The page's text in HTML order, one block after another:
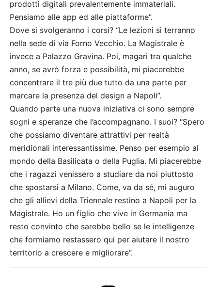
prodotti digitali prevalentemente immateriali.
Pensiamo alle app ed alle piattaforme”.
Dove si svolgeranno i corsi? “Le lezioni si terranno
nella sede di via Forno Vecchio. La Magistrale è
invece a Palazzo Gravina. Poi, magari tra qualche
anno, se avrò forza e possibilità, mi piacerebbe
concentrare il tre più due tutto da una parte per
marcare la presenza del design a Napoli”.
Quando parte una nuova iniziativa ci sono sempre
sogni e speranze che l’accompagnano. I suoi? “Spero
che possiamo diventare attrattivi per realtà
meridionali interessantissime. Penso per esempio al
mondo della Basilicata o della Puglia. Mi piacerebbe
che i ragazzi venissero a studiare da noi piuttosto
che spostarsi a Milano. Come, va da sé, mi auguro
che gli allievi della Triennale restino a Napoli per la
Magistrale. Ho un figlio che vive in Germania ma
resto convinto che sarebbe bello se le intelligenze
che formiamo restassero qui per aiutare il nostro
territorio a crescere e migliorare”.